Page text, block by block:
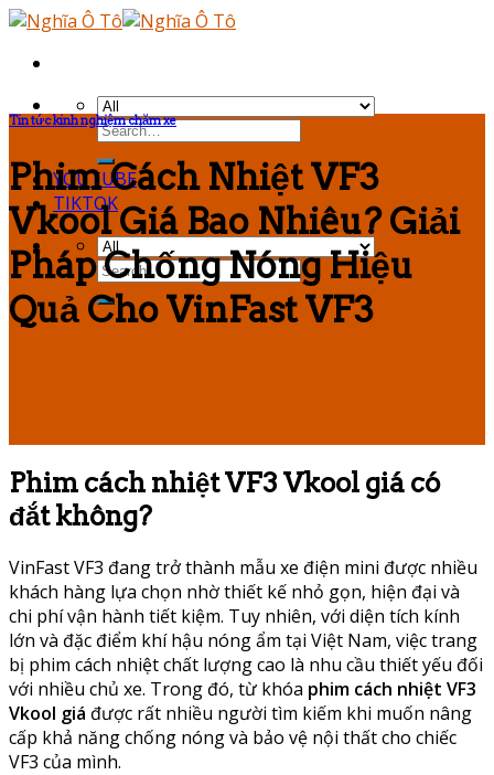
Skip
content
YOUTUBE
TIKTOK
Tin tức kinh nghiệm chăm xe
Phim Cách Nhiệt VF3
Vkool Giá Bao Nhiêu? Giải
Pháp Chống Nóng Hiệu
Quả Cho VinFast VF3
Phim cách nhiệt VF3 Vkool giá có
đắt không?
VinFast VF3 đang trở thành mẫu xe điện mini được nhiều
khách hàng lựa chọn nhờ thiết kế nhỏ gọn, hiện đại và
chi phí vận hành tiết kiệm. Tuy nhiên, với diện tích kính
lớn và đặc điểm khí hậu nóng ẩm tại Việt Nam, việc trang
bị phim cách nhiệt chất lượng cao là nhu cầu thiết yếu đối
với nhiều chủ xe. Trong đó, từ khóa phim cách nhiệt VF3
Vkool giá được rất nhiều người tìm kiếm khi muốn nâng
cấp khả năng chống nóng và bảo vệ nội thất cho chiếc
VF3 của mình.